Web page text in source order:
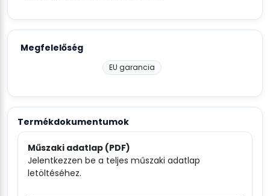
Megfelelőség
EU garancia
Termékdokumentumok
Műszaki adatlap (PDF)
Jelentkezzen be a teljes műszaki adatlap
letöltéséhez.